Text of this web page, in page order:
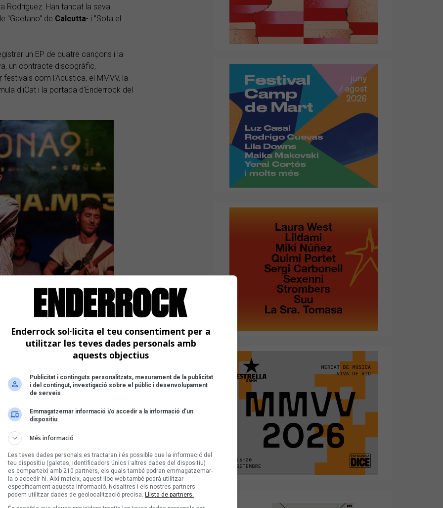
Rodríguez. Han tancat la seva
"Gaetano" de Calcutta- i "Sota el
un EP de quatre cançons i la
un contracte discogràfic,
com l'Acústica, el MMVV, la
d'iCat i la portada d'Enderrock del
La vallesana ha defensat
de pop urbà amb temes com
del pòdcast
La Turra- i "Wild",
La de la Roca del Vallès s'ha
El Premi Joventut li ha entregat el
Agudo, i inclou 3.000€ que
o per material musical, a més
organitzadors del Sona9 valorada
Enderrock sol·licita el teu consentiment per a
utilitzar les teves dades personals amb
aquests objectius
Publicitat i continguts personalitzats, mesurament de la publicitat
i del contingut, investigació sobre el públic i desenvolupament
de serveis
Emmagatzemar informació i/o accedir a la informació d’un
dispositiu
Més informació
Les teves dades personals es tractaran i és possible que la informació del
teu dispositiu (galetes, identificadors únics i altres dades del dispositiu)
es comparteixi amb 210 partners, els quals també podran emmagatzemar-
la o accedir-hi. Així mateix, aquest lloc web també podrà utilitzar
específicament aquesta informació. Nosaltres i els nostres partners
podem utilitzar dades de geolocalització precisa. Llista de partners.